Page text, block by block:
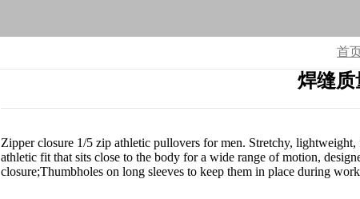
首
焊缝
Zipper closure 1/5 zip athletic pullovers for men. Stretchy,
athletic fit that sits close to the body for a wide range of motion,
closure;Thumbholes on long sleeves to keep them in place during